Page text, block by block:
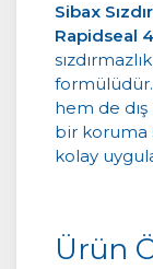
Sibax
Rapidseal
hem de
bir koruma
kolay
Ürün